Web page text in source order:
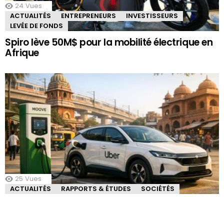
24 Vues
ACTUALITÉS
ENTREPRENEURS
INVESTISSEURS
LEVÉE DE FONDS
Spiro lève 50M$ pour la mobilité électrique en
Afrique
25 Vues
ACTUALITÉS
RAPPORTS & ÉTUDES SOCIÉTÉS